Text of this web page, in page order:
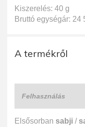
Kiszerelés: 40 g
Bruttó egységár: 24
A termékről
Felhasználás
Elsősorban sabji /